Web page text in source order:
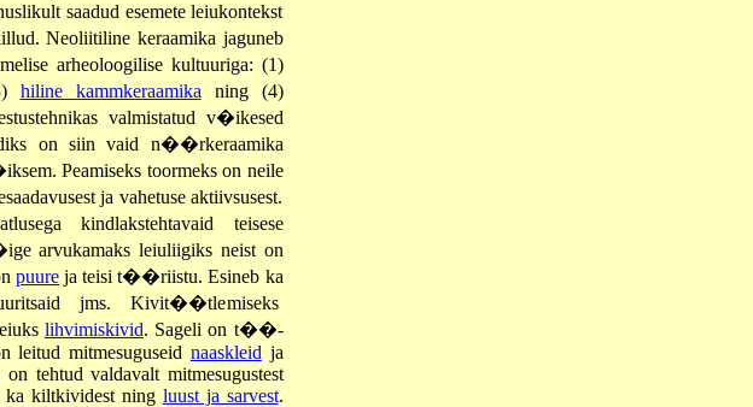
saadud esemete leiukontekst
Neoliitiline keraamika jaguneb
arheoloogilise kultuuriga: (1)
hiline kammkeraamika ning (4)
valmistatud v�ikesed
on siin vaid n��rkeraamika
Peamiseks toormeks on neile
ja vahetuse aktiivsusest.
kindlakstehtavaid teisese
arvukamaks leiuliigiks neist on
puure ja teisi t��riistu. Esineb ka
jms. Kivit��tlemiseks
lihvimiskivid. Sageli on t��-
leitud mitmesuguseid naaskleid ja
on tehtud valdavalt mitmesugustest
ka kiltkividest ning luust ja sarvest.